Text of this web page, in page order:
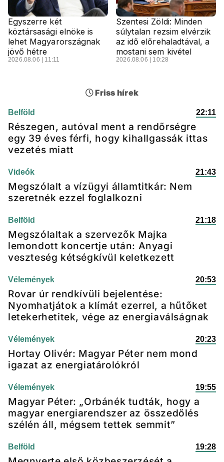
Egyszerre két
köztársasági elnöke is
lehet Magyarországnak
jövő hétre
2026.08.06 | 11:11
Szentesi Zöldi: Minden
súlytalan rezsim elvérzik
az idő előrehaladtával, a
mostani sem kivétel
2026.08.06 | 10:28
Friss hírek
Belföld 22:11
Részegen, autóval ment a rendőrségre
egy 39 éves férfi, hogy kihallgassák ittas
vezetés miatt
Videók 21:43
Megszólalt a vízügyi államtitkár: Nem
szeretnék ezzel foglalkozni
Belföld 21:18
Megszólaltak a szervezők Majka
lemondott koncertje után: Anyagi
veszteség kétségkívül keletkezett
Vélemények 20:53
Rovar úr rendkívüli bejelentése:
Nyomhatjátok a klímát ezerrel, a hűtőket
letekerhetitek, vége az energiaválságnak
Vélemények 20:23
Hortay Olivér: Magyar Péter nem mond
igazat az energiatárolókról
Vélemények 19:55
Magyar Péter: „Orbánék tudták, hogy a
magyar energiarendszer az összedőlés
szélén áll, mégsem tettek semmit”
Belföld 19:28